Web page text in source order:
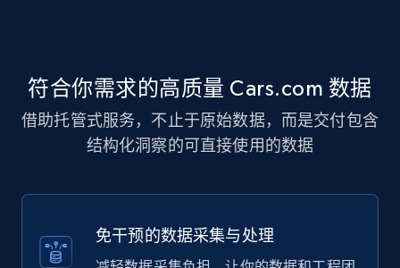
符合你需求的高质量 Cars.com 数据
借助托管式服务，不止于原始数据，而是交付包含
结构化洞察的可直接使用的数据
免干预的数据采集与处理